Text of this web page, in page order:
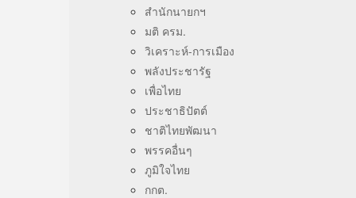
สำนักนายกฯ
มติ ครม.
วิเคราะห์-การเมือง
พลังประชารัฐ
เพื่อไทย
ประชาธิปัตต์
ชาติไทยพัฒนา
พรรคอื่นๆ
ภูมิใจไทย
กกต.